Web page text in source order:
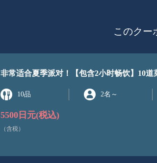
このクー
非常适合夏季派对！【包含2小时畅饮】10
10品 2名 ～
5500日元(税込)
（含税）